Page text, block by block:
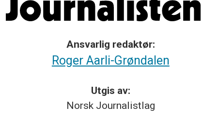
Ansvarlig redaktør:
Roger Aarli-Grøndalen
Utgis av:
Norsk Journalistlag